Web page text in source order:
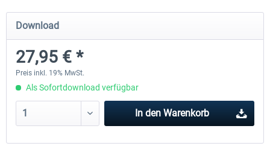
EmergencyDispatcherPro - 24h Free
0,00 € *
Download
27,95 € *
Preis inkl. 19% MwSt.
Als Sofortdownload verfügbar
In den Warenkorb